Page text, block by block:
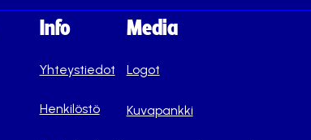
Info
Yhteystiedot
Henkilöstö
Media
Logot
Kuvapankki